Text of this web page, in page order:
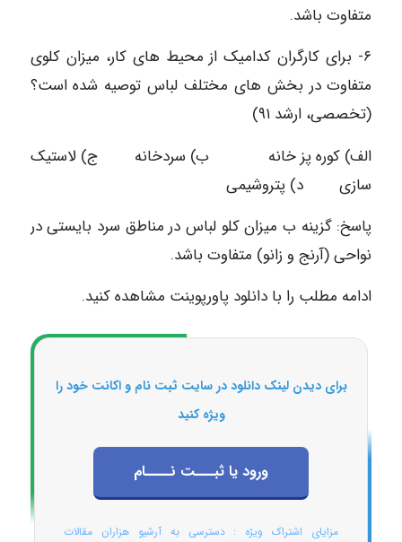
متفاوت باشد.
۶- برای کارگران کدامیک از محیط های کار، میزان کلوی
متفاوت در بخش های مختلف لباس توصیه شده است؟
(تخصصی، ارشد ۹۱)
الف) کوره پز خانه ب) سردخانه ج) لاستیک
سازی د) پتروشیمی
پاسخ: گزینه ب میزان کلو لباس در مناطق سرد بایستی در
نواحی (آرنج و زانو) متفاوت باشد.
ادامه مطلب را با دانلود پاورپوینت مشاهده کنید.
برای دیدن لینک دانلود در سایت ثبت نام و اکانت خود را
ویژه کنید
ورود یا ثبـــت نــــام
مزایای اشتراک ویژه : دسترسی به آرشیو هزاران مقالات